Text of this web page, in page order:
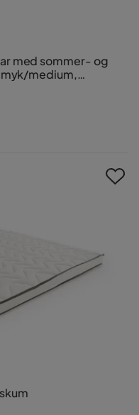
med sommer- og
medium,